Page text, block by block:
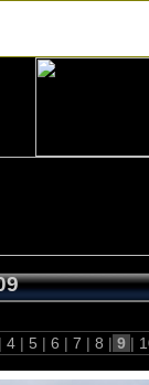
| 4 | 5 | 6 | 7 | 8 | 9 |